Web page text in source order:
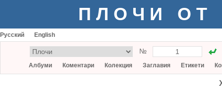
ПЛОЧИ ОТ
Русский English
№
Албуми Коментари Колекция Заглавия Етикети